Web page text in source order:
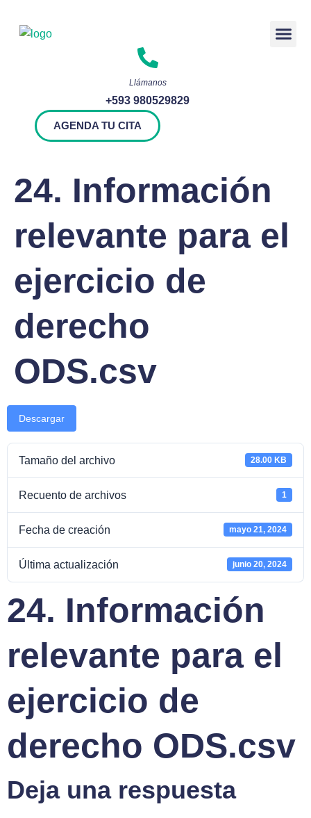
Llámanos
+593 980529829
AGENDA TU CITA
24. Información
relevante para el
ejercicio de
derecho
ODS.csv
Descargar
Tamaño del archivo 28.00 KB
Recuento de archivos 1
Fecha de creación mayo 21, 2024
Última actualización junio 20, 2024
24. Información
relevante para el
ejercicio de
derecho ODS.csv
Deja una respuesta